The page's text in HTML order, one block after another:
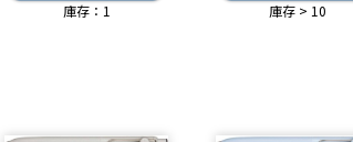
庫存：1 庫存 > 10